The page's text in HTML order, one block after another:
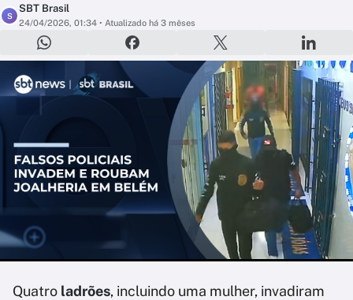
S
SBT Brasil
24/04/2026, 01:34 • Atualizado há 3 mêses
Quatro ladrões, incluindo uma mulher, invadiram